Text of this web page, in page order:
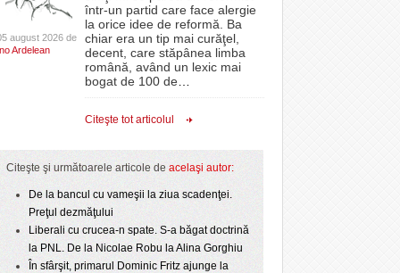
- 3 August 2026
cu o victorie
- 25 July 2026
o echipă de
Ziua Timișoarei – City Celebration. Programul
ultimei zile
- 3 August 2026
Sărbătoarea continuă! Zeci de mii de oameni
View all
proiectelor derulate de instituție din fonduri
europene/FOTO
ANAF oferă persoanelor fizice posibilitatea să
beneficieze de Declarația Unică 212
2025
CLIPURI VIDEO
JOCURI ONLINE
DIVERSE
FARMACII DIN
GRĂDINIŢE DIN TIMIŞ
PRIMĂRIILE DIN TIMIŞ
SFATUL MEDICULUI
SFATURI JURIDICE
august 2026 de
Ardelean
într-un partid care face alergie
la orice idee de reformă. Ba
chiar era un tip mai curăţel,
decent, care stăpânea limba
română, având un lexic mai
bogat de 100 de
Citeşte tot articolul
Citeşte şi următoarele articole de acelaşi autor:
De la bancul cu vameşii la ziua scadenţei.
Preţul dezmăţului
Liberali cu crucea-n spate. S-a băgat doctrină
la PNL. De la Nicolae Robu la Alina Gorghiu
În sfârşit, primarul Dominic Fritz ajunge la